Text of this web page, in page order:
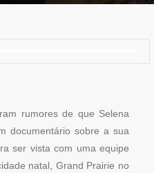
rumores de que Selena
documentário sobre a sua
ser vista com uma equipe
natal, Grand Prairie no